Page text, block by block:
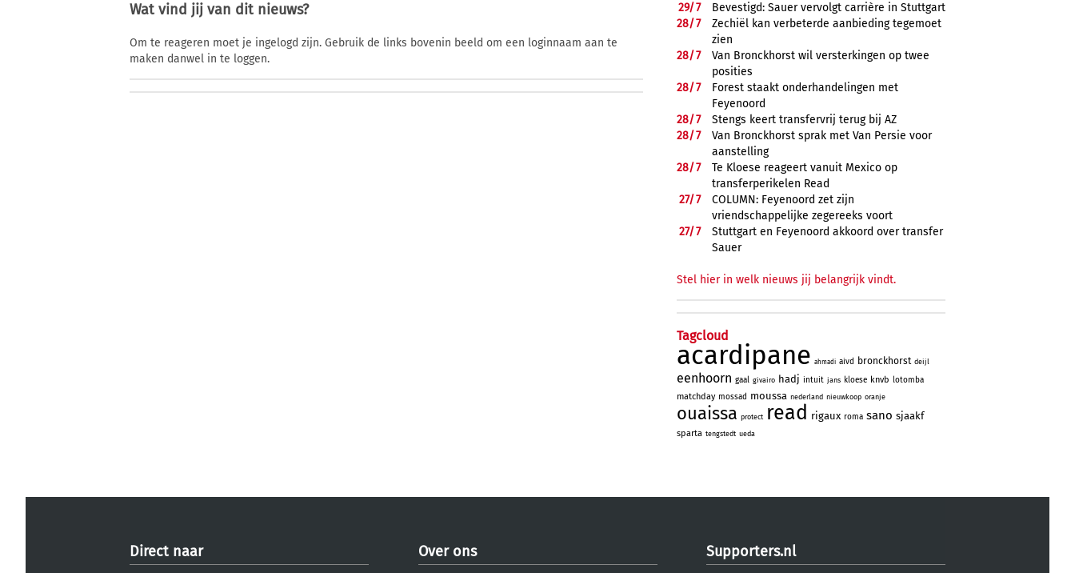
Wat vind jij van dit nieuws?
Om te reageren moet je ingelogd zijn. Gebruik de links bovenin beeld om een loginnaam aan te
maken danwel in te loggen.
29/7
Bevestigd: Sauer vervolgt carrière in Stuttgart
28/7
Zechiël kan verbeterde aanbieding tegemoet
zien
28/7
Van Bronckhorst wil versterkingen op twee
posities
28/7
Forest staakt onderhandelingen met
Feyenoord
28/7
Stengs keert transfervrij terug bij AZ
28/7
Van Bronckhorst sprak met Van Persie voor
aanstelling
28/7
Te Kloese reageert vanuit Mexico op
transferperikelen Read
27/7
COLUMN: Feyenoord zet zijn
vriendschappelijke zegereeks voort
27/7
Stuttgart en Feyenoord akkoord over transfer
Sauer
Stel hier in welk nieuws jij belangrijk vindt.
Tagcloud
acardipane ahmadi aivd bronckhorst deijl
eenhoorn gaal givairo hadj intuit jans kloese knvb lotomba
matchday mossad moussa nederland nieuwkoop oranje
ouaissa protect read rigaux roma sano sjaakf
sparta tengstedt ueda
Direct naar Over ons Supporters.nl